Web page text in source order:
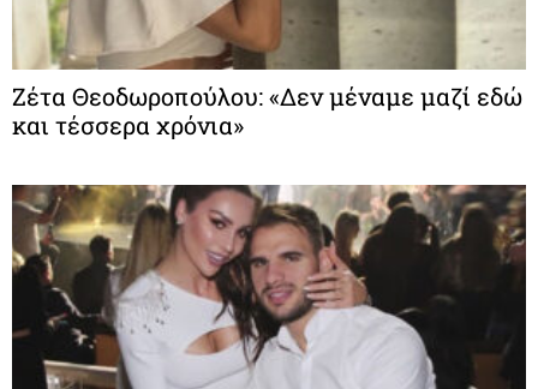
Ζέτα Θεοδωροπούλου: «Δεν μέναμε μαζί εδώ
και τέσσερα χρόνια»